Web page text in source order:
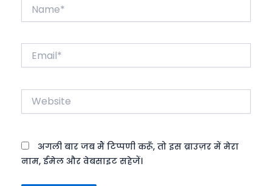
Website
अगली बार जब मैं टिप्पणी करूँ, तो इस ब्राउज़र में मेरा
नाम, ईमेल और वेबसाइट सहेजें।